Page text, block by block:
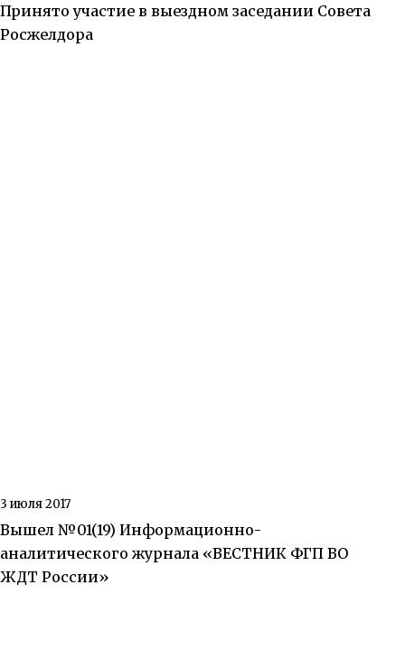
Принято участие в выездном заседании Совета
Росжелдора
3 июля 2017
Вышел №01(19) Информационно-
аналитического журнала «ВЕСТНИК ФГП ВО
ЖДТ России»